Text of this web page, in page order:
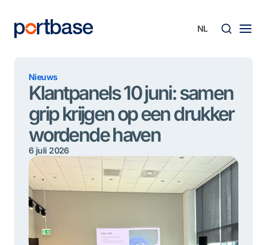
inhoud
Nieuws
Klantpanels 10 juni: samen
grip krijgen op een drukker
wordende haven
6 juli 2026